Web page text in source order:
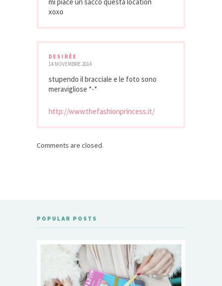
xoxo
DESIRÈE
14 NOVEMBRE 2014
stupendo il bracciale e le foto sono
meravigliose *-*
http://www.thefashionprincess.it/
Comments are closed.
POPULAR POSTS